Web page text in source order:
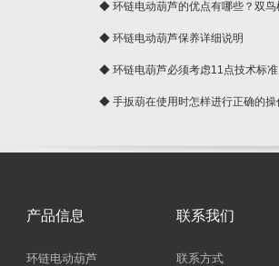
球◆ 环链电动葫芦的优点有哪些？双鸟
◆ 环链电动葫芦保养详细说明
◆ 环链电葫芦必须考虑11点技术标准
◆ 手扳葫在使用时怎样进行正确的操
产品信息
环链电动葫芦
联系我们
联系方式